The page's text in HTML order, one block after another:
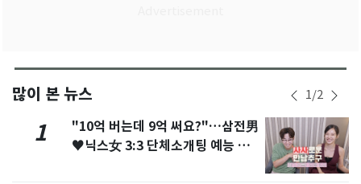
많이 본 뉴스 1/2
1
"10억 버는데 9억 써요?"…삼전男
♥닉스女 3:3 단체소개팅 예능 화